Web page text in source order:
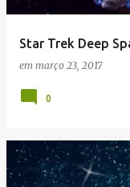
Star Trek Deep
em março 23, 2017
0